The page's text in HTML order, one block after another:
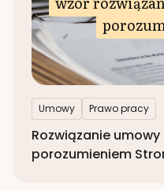
Umowy Prawo pracy
Rozwiązanie
porozumieniem